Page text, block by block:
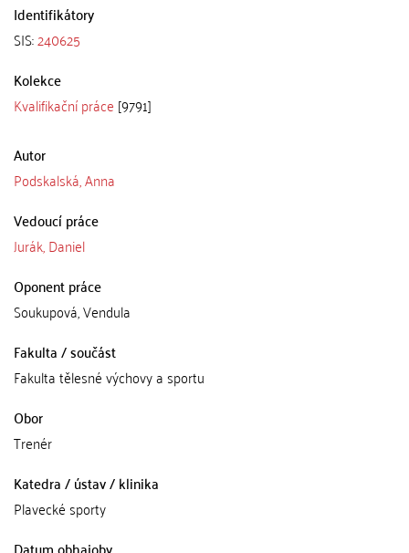
Identifikátory
SIS:240625
Kolekce
Kvalifikační práce [9791]
Autor
Podskalská, Anna
Vedoucí práce
Jurák, Daniel
Oponent práce
Soukupová, Vendula
Fakulta / součást
Fakulta tělesné výchovy a sportu
Obor
Trenér
Katedra / ústav / klinika
Plavecké sporty